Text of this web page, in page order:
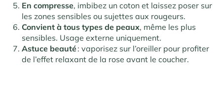
En compresse, imbibez un coton et laissez poser sur
les zones sensibles ou sujettes aux rougeurs.
Convient à tous types de peaux, même les plus
sensibles. Usage externe uniquement.
Astuce beauté: vaporisez sur l’oreiller pour profiter
de l’effet relaxant de la rose avant le coucher.